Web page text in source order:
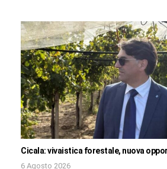
Cicala: vivaistica forestale, nuova
6 Agosto 2026